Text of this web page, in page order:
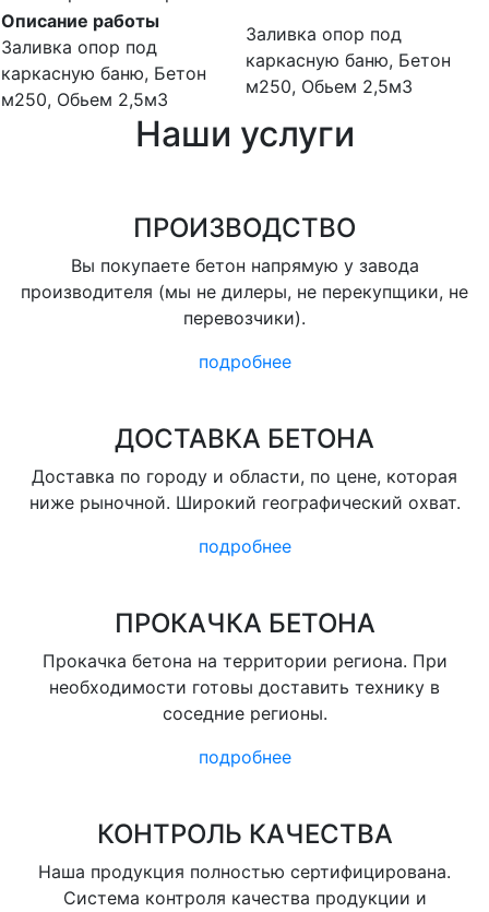
Описание работы
Заливка опор под
каркасную баню, Бетон
м250, Обьем 2,5м3
Заливка опор под
каркасную баню, Бетон
м250, Обьем 2,5м3
Наши услуги
ПРОИЗВОДСТВО
Вы покупаете бетон напрямую у завода
производителя (мы не дилеры, не перекупщики, не
перевозчики).
подробнее
ДОСТАВКА БЕТОНА
Доставка по городу и области, по цене, которая
ниже рыночной. Широкий географический охват.
подробнее
ПРОКАЧКА БЕТОНА
Прокачка бетона на территории региона. При
необходимости готовы доставить технику в
соседние регионы.
подробнее
КОНТРОЛЬ КАЧЕСТВА
Наша продукция полностью сертифицирована.
Система контроля качества продукции и